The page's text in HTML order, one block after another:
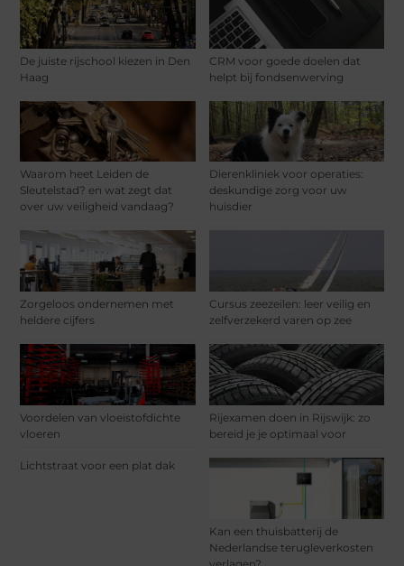
De juiste rijschool kiezen in Den
Haag
CRM voor goede doelen dat
helpt bij fondsenwerving
Waarom heet Leiden de
Sleutelstad? en wat zegt dat
over uw veiligheid vandaag?
Dierenkliniek voor operaties:
deskundige zorg voor uw
huisdier
Zorgeloos ondernemen met
heldere cijfers
Cursus zeezeilen: leer veilig en
zelfverzekerd varen op zee
Voordelen van vloeistofdichte
vloeren
Rijexamen doen in Rijswijk: zo
bereid je je optimaal voor
Lichtstraat voor een plat dak
Kan een thuisbatterij de
Nederlandse terugleverkosten